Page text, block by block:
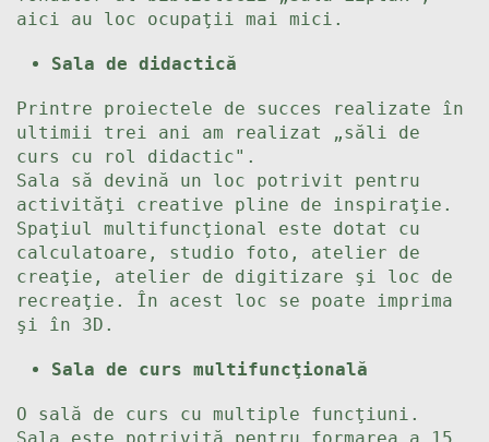
aici au loc ocupaţii mai mici.
Sala de didactică
Printre proiectele de succes realizate în
ultimii trei ani am realizat „săli de
curs cu rol didactic".
Sala să devină un loc potrivit pentru
activităţi creative pline de inspiraţie.
Spaţiul multifuncţional este dotat cu
calculatoare, studio foto, atelier de
creaţie, atelier de digitizare şi loc de
recreaţie. În acest loc se poate imprima
şi în 3D.
Sala de curs multifuncţională
O sală de curs cu multiple funcţiuni.